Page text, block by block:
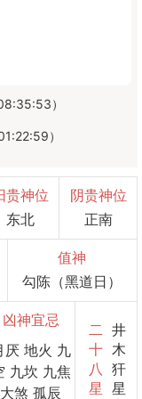
）
）
贵神位
东北
阴贵神位
正南
值神
勾陈（黑道日）
凶神宜忌
厌 地火 九
九坎 九焦
大煞 孤辰
二
十
八
星
井
木
犴
星